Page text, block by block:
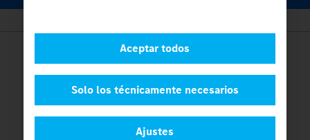
Ajustes
Solo los técnicamente necesarios
Aceptar todos
Provider
Legal Notice
Contacto
Cookies
Protección de datos
Ajustes